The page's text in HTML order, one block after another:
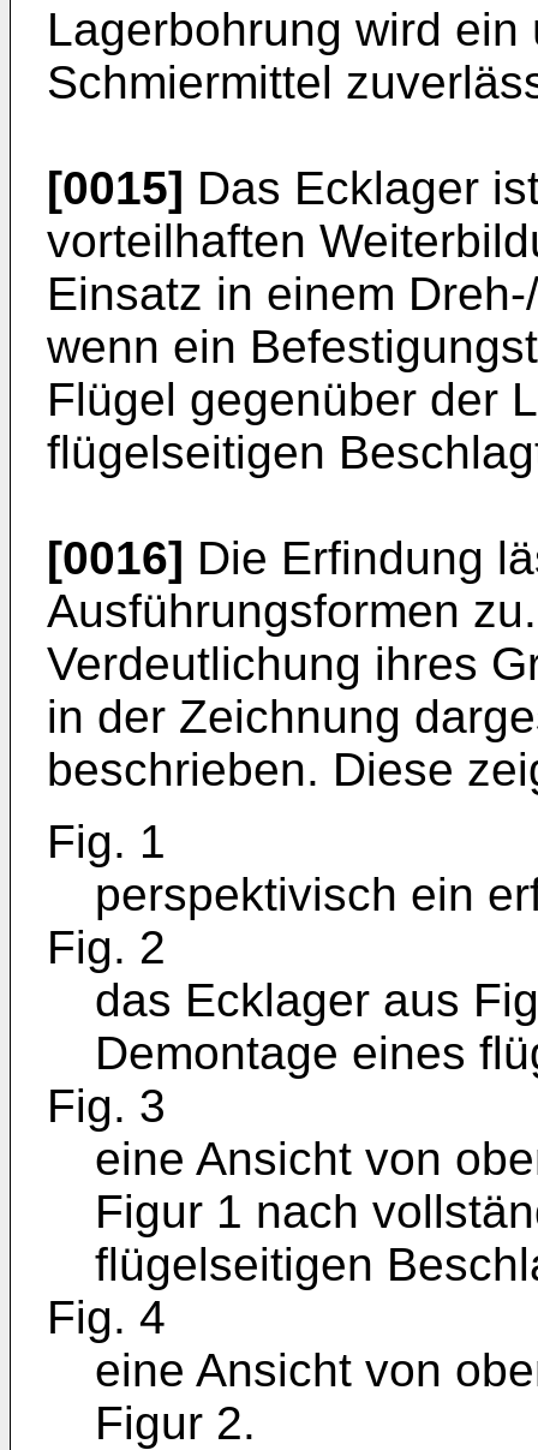
Lagerbohrung wird
Schmiermittel
[0015] Das Ecklager
vorteilhaften
Einsatz in einem
wenn ein
Flügel gegenüber der
flügelseitigen
[0016] Die Erfindung
Ausführungsformen
Verdeutlichung ihres
in der Zeichnung
beschrieben. Diese
Fig. 1
perspektivisch ein
Fig. 2
das Ecklager aus
Demontage eines
Fig. 3
eine Ansicht von
Figur 1 nach
flügelseitigen
Fig. 4
eine Ansicht von
Figur 2.